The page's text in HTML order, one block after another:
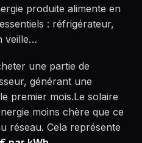
produite alimente en
: réfrigérateur,
veille…
une partie de
générant une
premier mois.Le solaire
moins chère que ce
réseau. Cela représente